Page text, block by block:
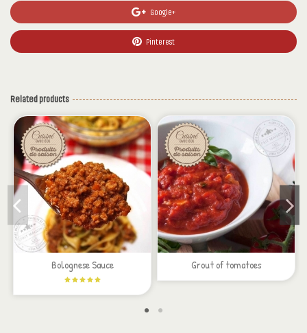
Google+
Pinterest
Related products
Bolognese Sauce Grout of tomatoes